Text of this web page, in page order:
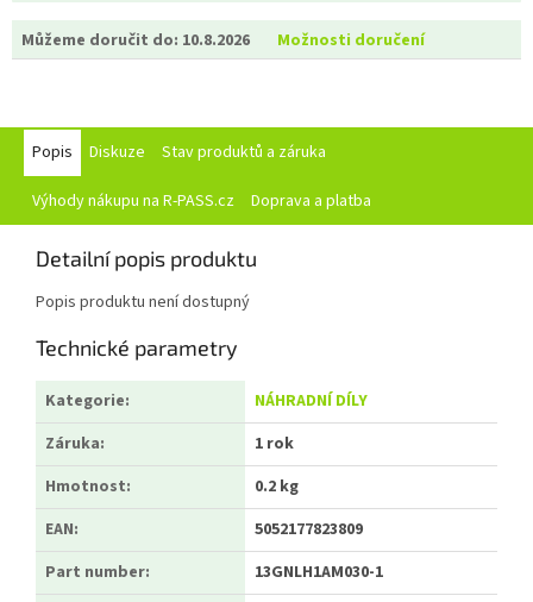
Můžeme doručit do: 10.8.2026 Možnosti doručení
Popis Diskuze Stav produktů a záruka
Výhody nákupu na R-PASS.cz Doprava a platba
Detailní popis produktu
Popis produktu není dostupný
Technické parametry
Kategorie:
NÁHRADNÍ DÍLY
Záruka:
1 rok
Hmotnost:
0.2 kg
EAN:
5052177823809
Part number:
13GNLH1AM030-1